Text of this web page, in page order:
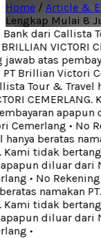
Home / Article &
Lengkap Mulai 8
dari Callista
VICTORI
atas
Brillian Victori
Tour & Travel
apapun
Cemerlang• No
beratas
Kami tidak
diluar dari
• No Rekening
namakan PT.
Kami tidak
diluar dari
•